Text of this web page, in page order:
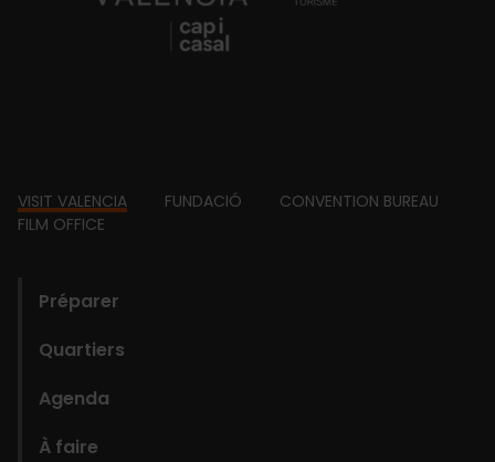
Footer
VISIT VALENCIA FUNDACIÓ
CONVENTION BUREAU
FILM OFFICE
Préparer
Quartiers
Agenda
À faire